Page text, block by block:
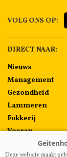
VOLG ONS OP:
DIRECT NAAR:
Nieuws
Management
Gezondheid
Lammeren
Fokkerij
Voeren
Algemeen
Deze website maakt